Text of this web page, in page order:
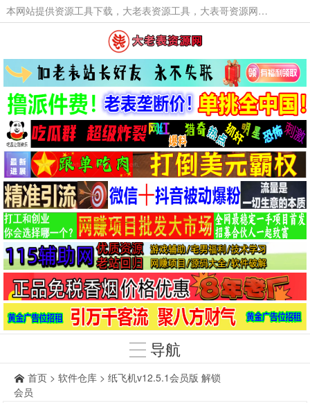
本网站提供资源工具下载，大老表资源工具，大表哥资源网软件工具，大老表资源下载，活动线报福利资源分享,活动线报，大型网游经典游戏，网络热门技术游戏辅助交流与分享。
导航
首页 > 软件仓库 > 纸飞机v12.5.1会员版 解锁
会员